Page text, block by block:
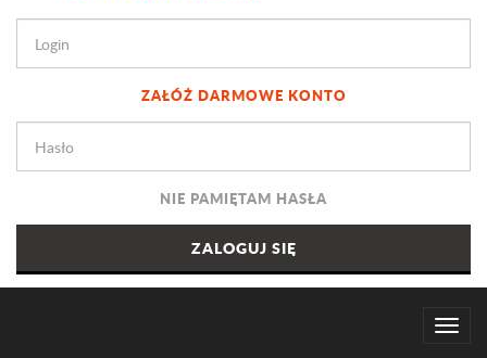
ZAŁÓŻ DARMOWE KONTO
NIE PAMIĘTAM HASŁA